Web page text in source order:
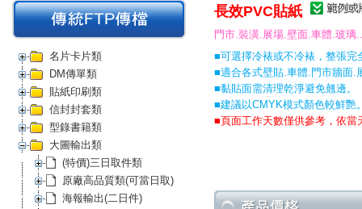
名片卡片類
DM傳單類
貼紙印刷類
信封封套類
型錄書籍類
大圖輸出類
(特價)三日取件類
原廠高品質類(可當日取)
海報輸出(二日件)
長效PVC貼紙
門市.裝潢.展場.壁面.車體.玻璃
■可選擇冷裱或不冷裱，整張完
■適合各式壁貼.車體.門市牆面.
■黏貼面需清理乾淨避免翹邊。
■建議以CMYK模式顏色較鮮艷
■頁面工作天數僅供參考，依當